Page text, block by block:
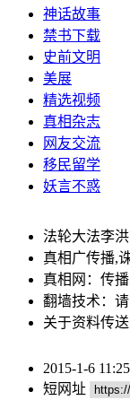
神话故事
禁书下载
史前文明
美展
精选视频
真相杂志
网友交流
移民留学
妖言不惑
法轮大法李洪
真相广传播,
真相网：传
翻墙技术：
关于资料传
2015-1-6 11:25
短网址